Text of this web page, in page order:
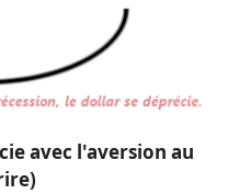
avec l'aversion au